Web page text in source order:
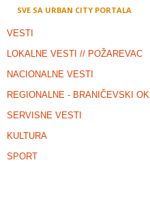
SVE SA URBAN CITY PORTALA
VESTI
LOKALNE VESTI // POŽAREVAC
NACIONALNE VESTI
REGIONALNE - BRANIČEVSKI
SERVISNE VESTI
KULTURA
SPORT